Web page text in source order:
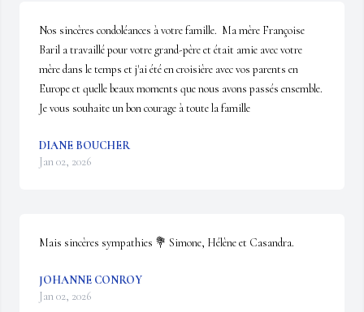
Nos sincères condoléances à votre famille.  Ma mère Françoise
Baril a travaillé pour votre grand-père et était amie avec votre
mère dans le temps et j'ai été en croisière avec vos parents en
Europe et quelle beaux moments que nous avons passés ensemble.
Je vous souhaite un bon courage à toute la famille
DIANE BOUCHER
Jan 02, 2026
Mais sincères sympathies 💐 Simone, Hélène et Casandra.
JOHANNE CONROY
Jan 02, 2026